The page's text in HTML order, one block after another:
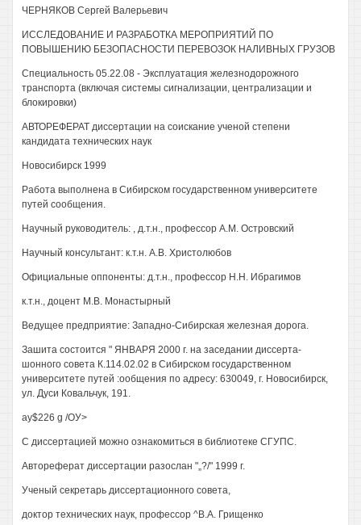
ЧЕРНЯКОВ Сергей Валерьевич
ИССЛЕДОВАНИЕ И РАЗРАБОТКА МЕРОПРИЯТИЙ ПО
ПОВЫШЕНИЮ БЕЗОПАСНОСТИ ПЕРЕВОЗОК НАЛИВНЫХ ГРУЗОВ
Специальность 05.22.08 - Эксплуатация железнодорожного
транспорта (включая системы сигнализации, централизации и
блокировки)
АВТОРЕФЕРАТ диссертации на соискание ученой степени
кандидата технических наук
Новосибирск 1999
Работа выполнена в Сибирском государственном университете
путей сообщения.
Научный руководитель: , д.т.н., профессор А.М. Островский
Научный консультант: к.т.н. A.B. Христолюбов
Официальные оппоненты: д.т.н., профессор H.H. Ибрагимов
к.т.н., доцент М.В. Монастырный
Ведущее предприятие: Западно-Сибирская железная дорога.
Зашита состоится " ЯНВАРЯ 2000 г. на заседании диссерта-
шонного совета К.114.02.02 в Сибирском государственном
университете путей :ообщения по адресу: 630049, г. Новосибирск,
ул. Дуси Ковальчук, 191.
ау$226 g /ОУ>
С диссертацией можно ознакомиться в библиотеке СГУПС.
Автореферат диссертации разослан "„?/" 1999 г.
Ученый секретарь диссертационного совета,
доктор технических наук, профессор ^В.А. Грищенко